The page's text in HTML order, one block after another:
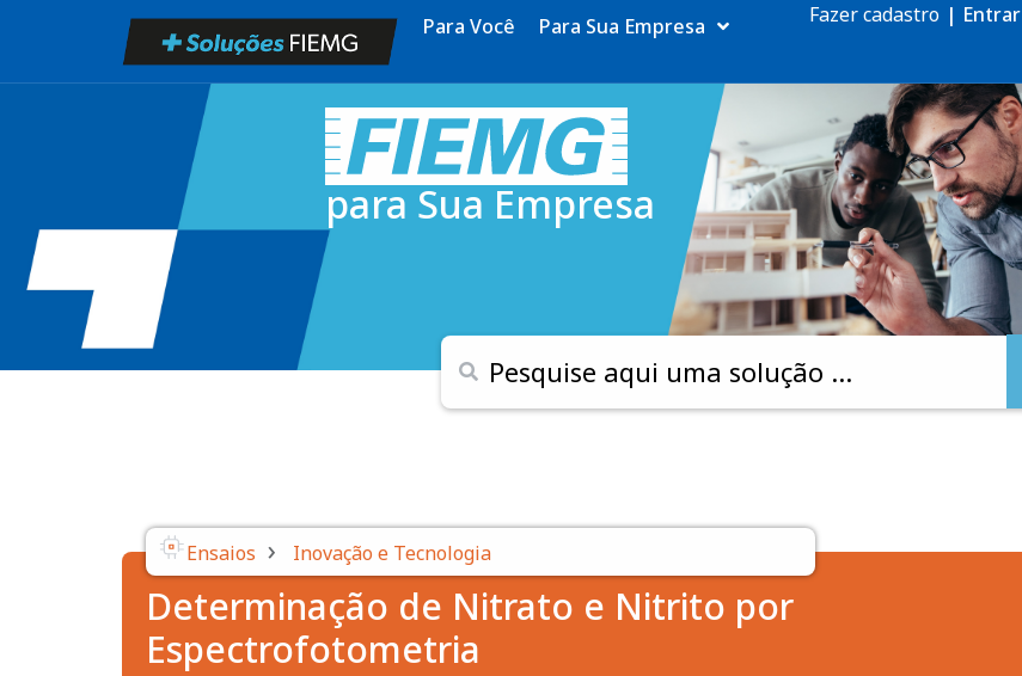
Para Você Para Sua Empresa Fazer cadastro | Entrar
para Sua Empresa
Ensaios › Inovação e Tecnologia
Determinação de Nitrato e Nitrito por
Espectrofotometria